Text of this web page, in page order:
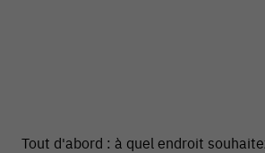
Tout d'abord : à quel endroit